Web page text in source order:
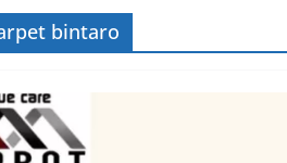
bintaro